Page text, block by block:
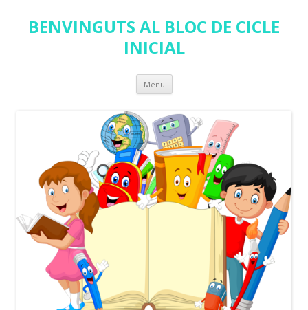
BENVINGUTS AL BLOC DE CICLE
INICIAL
Menu Skip
content